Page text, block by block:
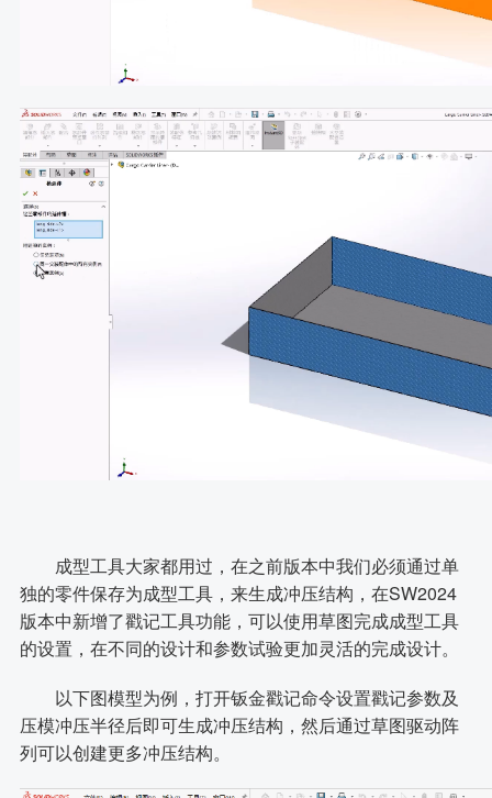
成型工具大家都用过，在之前版本中我们必须通过单
独的零件保存为成型工具，来生成冲压结构，在SW2024
版本中新增了戳记工具功能，可以使用草图完成成型工具
的设置，在不同的设计和参数试验更加灵活的完成设计。
以下图模型为例，打开钣金戳记命令设置戳记参数及
压模冲压半径后即可生成冲压结构，然后通过草图驱动阵
列可以创建更多冲压结构。